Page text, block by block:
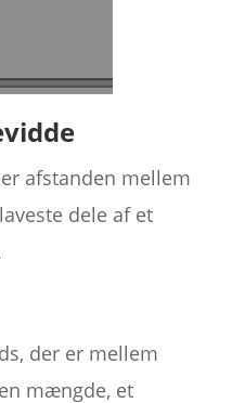
afstanden mellem
dele af et
der er mellem
mængde, et